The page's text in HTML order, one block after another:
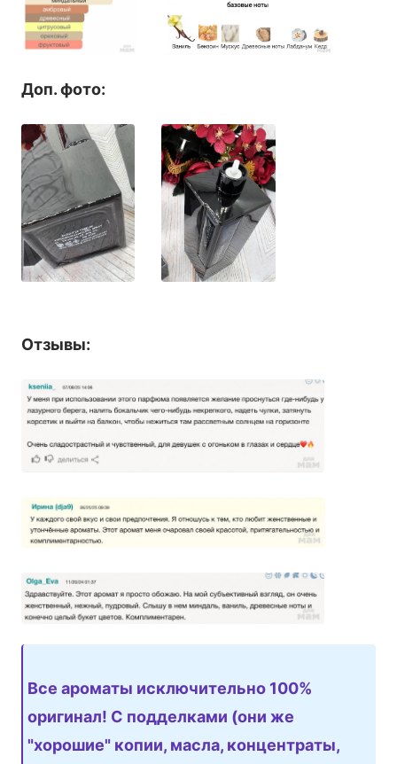
Доп. фото:
Отзывы:
Все ароматы исключительно 100%
оригинал! С подделками (они же
"хорошие" копии, масла, концентраты,